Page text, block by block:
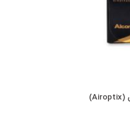
لنز رنگی فصلی ایراپتیکس (Airoptix)